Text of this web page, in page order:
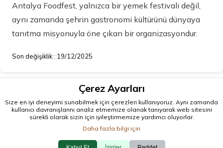
Antalya Foodfest, yalnızca bir yemek festivali değil,
aynı zamanda şehrin gastronomi kültürünü dünyaya
tanıtma misyonuyla öne çıkan bir organizasyondur.
Son değişiklik : 19/12/2025
Çerez Ayarları
Size en iyi deneyimi sunabilmek için çerezleri kullanıyoruz. Aynı zamanda
kullanıcı davranışlarını analiz etmemize olanak tanıyarak web sitesini
sürekli olarak sizin için iyileştirmemize yardımcı oluyorlar.
Daha fazla bilgi için
© 2026 antalya.tc